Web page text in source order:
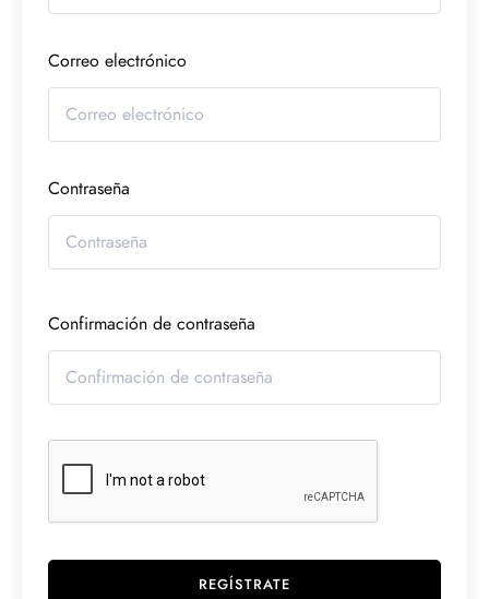
Correo electrónico
Contraseña
Confirmación de contraseña
REGÍSTRATE